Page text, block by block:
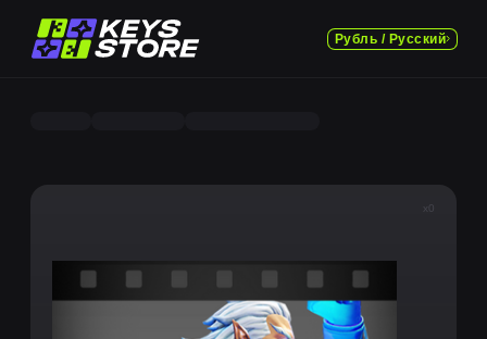
Рубль / Русский
x0